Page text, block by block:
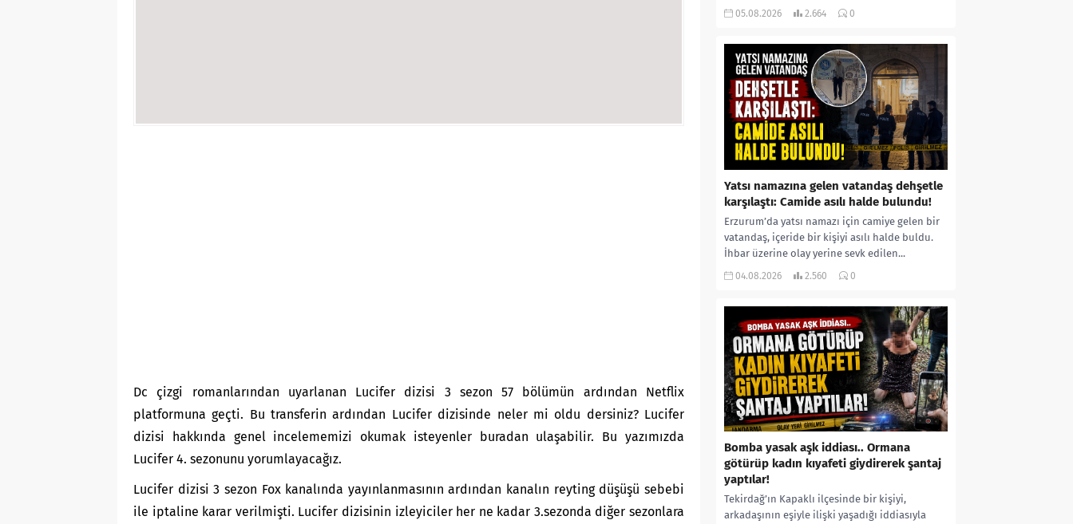
Dc çizgi romanlarından uyarlanan Lucifer dizisi 3 sezon 57 bölümün ardından Netflix
platformuna geçti. Bu transferin ardından Lucifer dizisinde neler mi oldu dersiniz? Lucifer
dizisi hakkında genel incelememizi okumak isteyenler
buradan ulaşabilir. Bu yazımızda
Lucifer 4. sezonunu yorumlayacağız.
Lucifer dizisi 3 sezon Fox kanalında yayınlanmasının ardından kanalın reyting düşüşü sebebi
ile iptaline karar verilmişti. Lucifer dizisinin izleyiciler her ne kadar 3.sezonda diğer sezonlara
yaşındaki...
05.08.2026 2.664 0
Yatsı namazına gelen vatandaş dehşetle
karşılaştı: Camide asılı halde bulundu!
Erzurum’da yatsı namazı için camiye gelen bir
vatandaş, içeride bir kişiyi asılı halde buldu.
İhbar üzerine olay yerine sevk edilen...
04.08.2026 2.560 0
Bomba yasak aşk iddiası.. Ormana
götürüp kadın kıyafeti giydirerek şantaj
yaptılar!
Tekirdağ’ın Kapaklı ilçesinde bir kişiyi,
arkadaşının eşiyle ilişki yaşadığı iddiasıyla